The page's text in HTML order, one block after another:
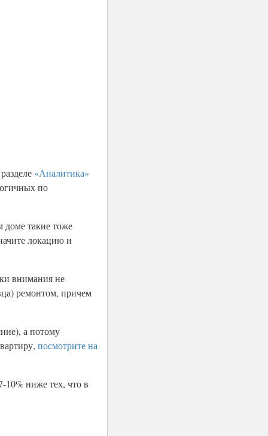
«Аналитика»
по
доме такие тоже
локацию и
внимания не
ремонтом, причем
а потому
посмотрите на
10% ниже тех, что в